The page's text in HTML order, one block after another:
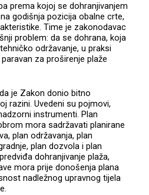
prema kojoj se dohranjivanjem
godišnja pozicija obalne crte,
Time je zakonodavac
problem: da se dohrana, koja
održavanje, u praksi
za proširenje plaže
je Zakon donio bitno
razini. Uvedeni su pojmovi,
instrumenti. Plan
mora sadržavati planirane
plan održavanja, plan
plan dozvola i plan
dohranjivanje plaža,
mora prije donošenja plana
nadležnog upravnog tijela